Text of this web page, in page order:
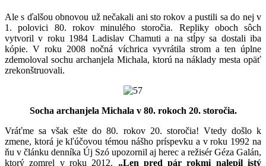
Ale s ďalšou obnovou už nečakali ani sto rokov a pustili sa do nej v
1. polovici 80. rokov minulého storočia. Repliky oboch sôch
vytvoril v roku 1984 Ladislav Chamuti a na stĺpy sa dostali iba
kópie. V roku 2008 nočná víchrica vyvrátila strom a ten úplne
zdemoloval sochu archanjela Michala, ktorú na náklady mesta opäť
zrekonštruovali.
Socha archanjela Michala v 80. rokoch 20. storočia.
Vráťme sa však ešte do 80. rokov 20. storočia! Vtedy došlo k
zmene, ktorá je kľúčovou témou nášho príspevku a v roku 1992 na
ňu v článku denníka Új Szó upozornil aj herec a režisér Géza Galán,
ktorý zomrel v roku 2012. „Len pred pár rokmi nalepil istý